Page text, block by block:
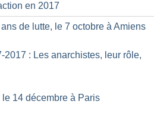
en 2017
de lutte, le 7 octobre à Amiens
2017 : Les anarchistes, leur rôle,
le 14 décembre à Paris